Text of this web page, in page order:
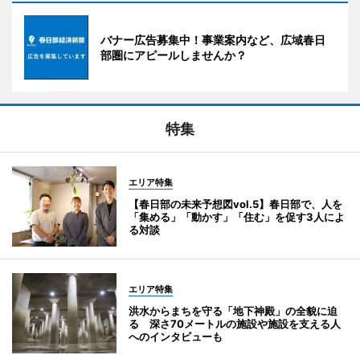
バナー広告募集中！事業案内など、広域春日
部圏にアピールしませんか？
特集
エリア特集
【春日部の未来予想図vol.5】春日部で、人を
「集める」「動かす」「住む」を促す3人によ
る対談
エリア特集
洪水からまちを守る「地下神殿」の全貌に迫
る 深さ70メートルの施設や施設を支える人
へのインタビューも